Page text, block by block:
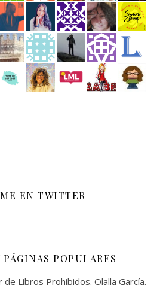
EN TWITTER
PÁGINAS POPULARES
de Libros Prohibidos. Olalla García.